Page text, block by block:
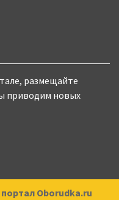
размещайте
приводим новых
Oborudka.ru